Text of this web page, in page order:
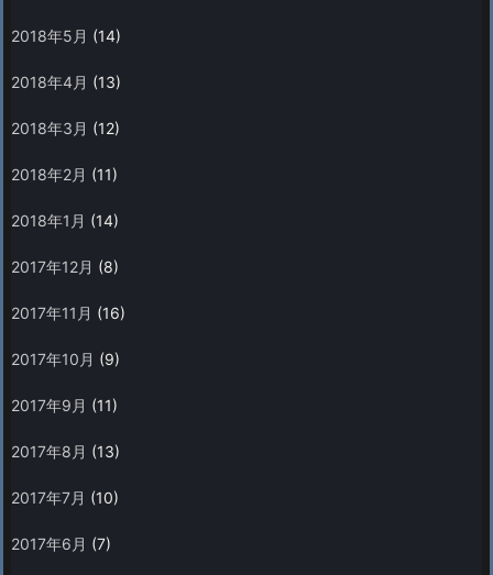
2018年5月 (14)
2018年4月 (13)
2018年3月 (12)
2018年2月 (11)
2018年1月 (14)
2017年12月 (8)
2017年11月 (16)
2017年10月 (9)
2017年9月 (11)
2017年8月 (13)
2017年7月 (10)
2017年6月 (7)